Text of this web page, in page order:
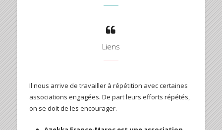
Liens
Il nous arrive de travailler à répétition avec certaines
associations engagées. De part leurs efforts répétés,
on se doit de les encourager.